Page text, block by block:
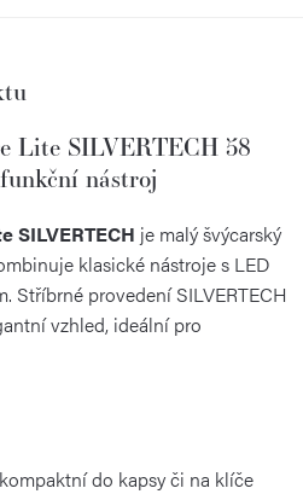
Lite SILVERTECH 58
nástroj
SILVERTECH je malý švýcarský
klasické nástroje s LED
Stříbrné provedení SILVERTECH
vzhled, ideální pro
do kapsy či na klíče